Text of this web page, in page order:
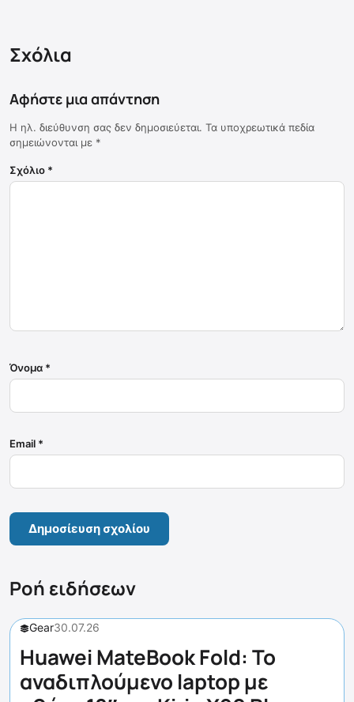
Σχόλια
Αφήστε μια απάντηση
Η ηλ. διεύθυνση σας δεν δημοσιεύεται. Τα υποχρεωτικά πεδία
σημειώνονται με *
Σχόλιο *
Όνομα *
Email *
Ροή ειδήσεων
Gear30.07.26
Huawei MateBook Fold: Το
αναδιπλούμενο laptop με